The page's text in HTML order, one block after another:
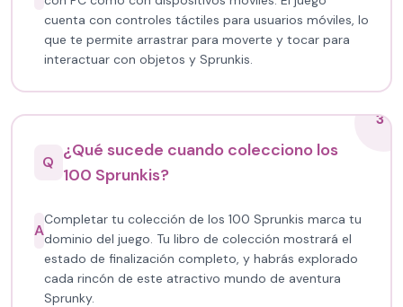
cuenta con controles táctiles para usuarios móviles, lo
que te permite arrastrar para moverte y tocar para
interactuar con objetos y Sprunkis.
3
Q
¿Qué sucede cuando colecciono los
100 Sprunkis?
A
Completar tu colección de los 100 Sprunkis marca tu
dominio del juego. Tu libro de colección mostrará el
estado de finalización completo, y habrás explorado
cada rincón de este atractivo mundo de aventura
Sprunky.